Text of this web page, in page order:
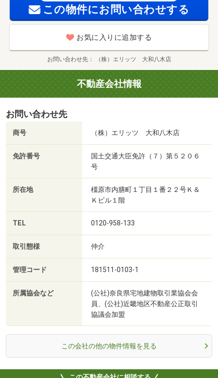
この物件にお問い合わせする
お気に入りに追加する
お問い合わせ先 （株）エリッツ 大和八木店
不動産会社情報
お問い合わせ先
商号 （株）エリッツ 大和八木店
免許番号
国土交通大臣免許（７）第５２０６
号
所在地
橿原市内膳町１丁目１番２２号Ｋ＆
Ｋビル１階
TEL 0120-958-133
取引態様 仲介
管理コード 181511-0103-1
所属協会など
(公社)奈良県宅地建物取引業協会会
員、(公社)近畿地区不動産公正取引
協議会加盟
この会社の他の物件情報を見る